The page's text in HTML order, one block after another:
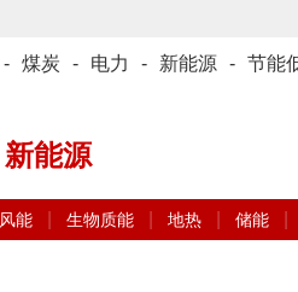
- 煤炭 - 电力 - 新能源 - 节能
新能源
风能 生物质能 地热 储能